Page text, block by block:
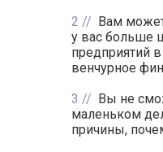
2
Вам
у вас больше
предприятий
венчурное
3
Вы не
маленьком
причины,